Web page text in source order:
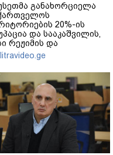
განახორციელა
20%-ის
და სააკაშვილის,
რეჟიმის და
ღალატი
ვერ
ამ
- ირაკლი